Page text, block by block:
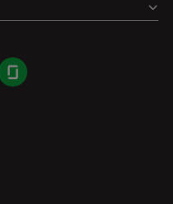
Glassdoor